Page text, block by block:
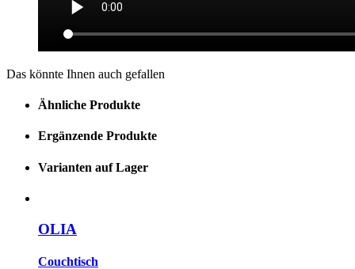
Das könnte Ihnen auch gefallen
Ähnliche Produkte
Ergänzende Produkte
Varianten auf Lager
OLIA
Couchtisch